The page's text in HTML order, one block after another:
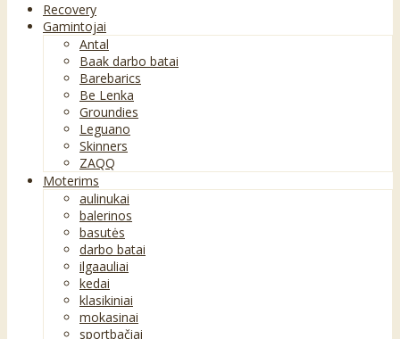
Recovery
Gamintojai
Antal
Baak darbo batai
Barebarics
Be Lenka
Groundies
Leguano
Skinners
ZAQQ
Moterims
aulinukai
balerinos
basutės
darbo batai
ilgaauliai
kedai
klasikiniai
mokasinai
sportbačiai